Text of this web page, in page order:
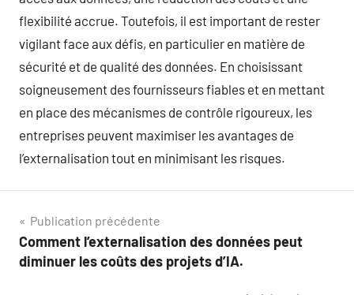
flexibilité accrue. Toutefois, il est important de rester
vigilant face aux défis, en particulier en matière de
sécurité et de qualité des données. En choisissant
soigneusement des fournisseurs fiables et en mettant
en place des mécanismes de contrôle rigoureux, les
entreprises peuvent maximiser les avantages de
l’externalisation tout en minimisant les risques.
Navigation
de
Publication précédente
Comment l’externalisation des données peut
diminuer les coûts des projets d’IA.